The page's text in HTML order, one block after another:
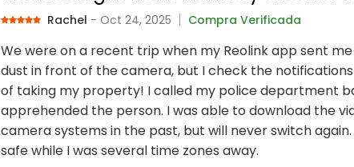
Rachel - Oct 24, 2025 Compra Verificada
We were on a recent trip when my Reolink app sent
dust in front of the camera, but I check the notifications
of taking my property! I called my police department
apprehended the person. I was able to download the
camera systems in the past, but will never switch
safe while I was several time zones away.